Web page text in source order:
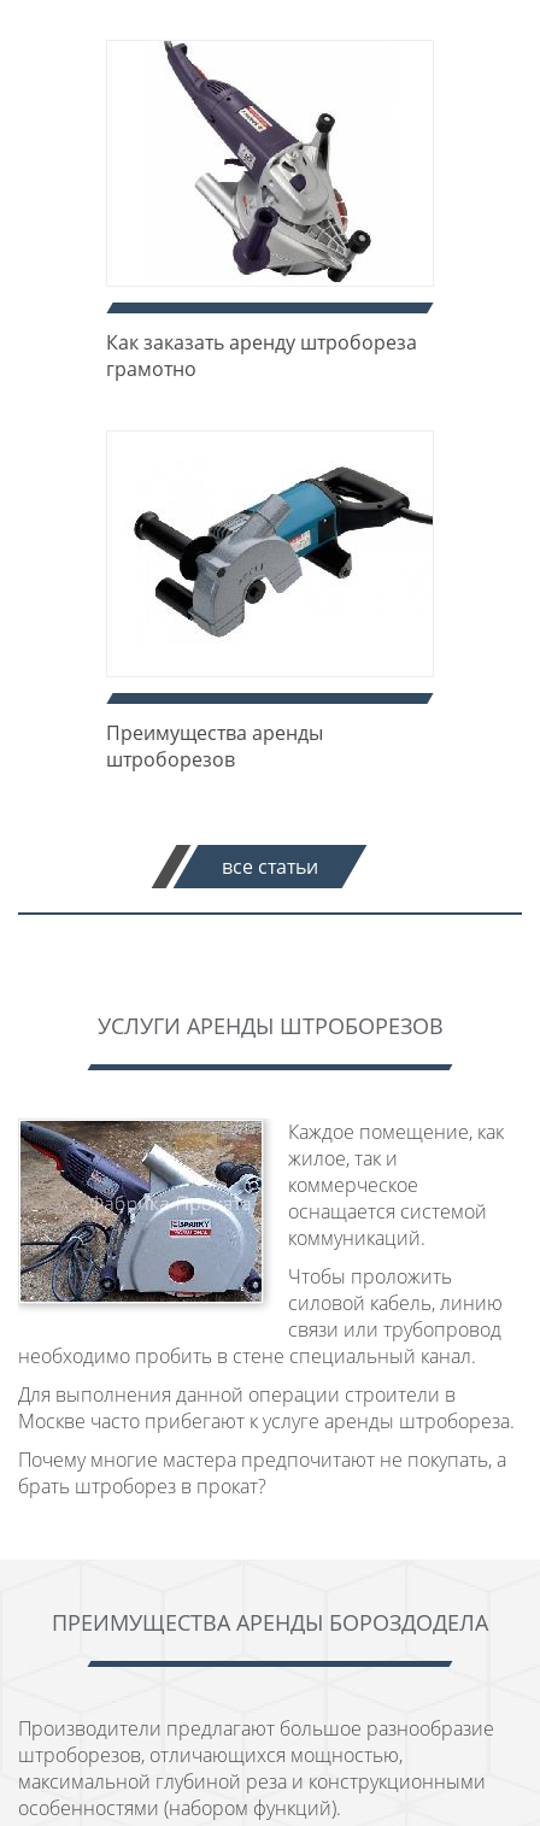
Как заказать аренду штробореза
грамотно
Преимущества аренды
штроборезов
все статьи
УСЛУГИ АРЕНДЫ ШТРОБОРЕЗОВ
Каждое помещение, как
жилое, так и
коммерческое
оснащается системой
коммуникаций.
Чтобы проложить
силовой кабель, линию
связи или трубопровод
необходимо пробить в стене специальный канал.
Для выполнения данной операции строители в
Москве часто прибегают к услуге аренды штробореза.
Почему многие мастера предпочитают не покупать, а
брать штроборез в прокат?
ПРЕИМУЩЕСТВА АРЕНДЫ БОРОЗДОДЕЛА
Производители предлагают большое разнообразие
штроборезов, отличающихся мощностью,
максимальной глубиной реза и конструкционными
особенностями (набором функций).